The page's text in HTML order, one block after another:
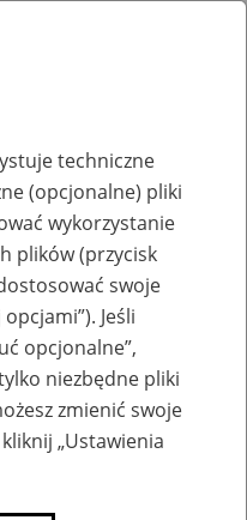
lub
pracy
techniczne
(opcjonalne) pliki
wykorzystanie
plików (przycisk
swoje
Jeśli
opcjonalne”,
niezbędne pliki
zmienić swoje
„Ustawienia